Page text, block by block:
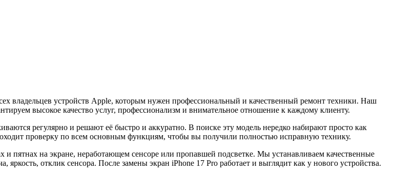
владельцев устройств Apple, которым нужен профессиональный и качественный ремонт техники. Наш
высокое качество услуг, профессионализм и внимательное отношение к каждому клиенту.
регулярно и решают её быстро и аккуратно. В поиске эту модель нередко набирают просто как
проверку по всем основным функциям, чтобы вы получили полностью исправную технику.
пятнах на экране, неработающем сенсоре или пропавшей подсветке. Мы устанавливаем качественные
отклик сенсора. После замены экран iPhone 17 Pro работает и выглядит как у нового устройства.